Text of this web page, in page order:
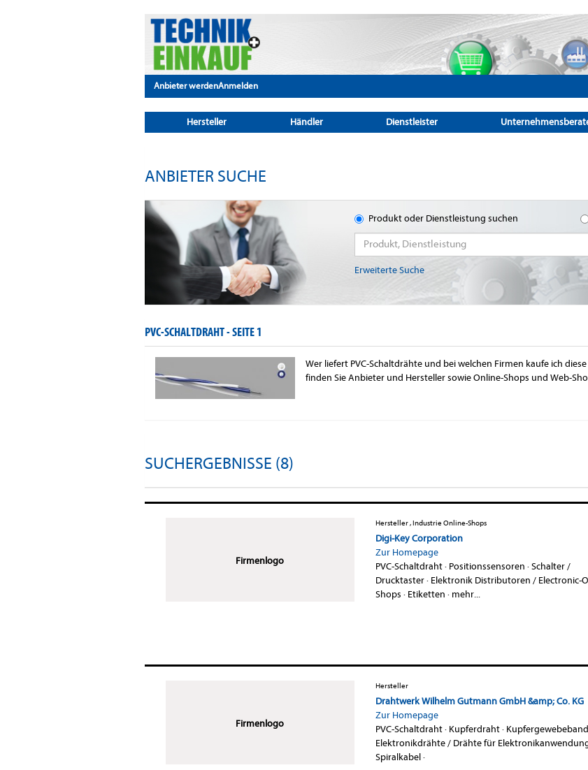
Anbieter werdenAnmelden
Hersteller Händler Dienstleister
ANBIETER SUCHE
Produkt oder Dienstleistung suchen
Erweiterte Suche
PVC-SCHALTDRAHT -SEITE 1
Wer liefert PVC-Schaltdrähte und bei welchen Firmen kaufe ich
finden Sie Anbieter und Hersteller sowie Online-Shops und Web-
SUCHERGEBNISSE (8)
Firmenlogo
Hersteller , Industrie Online-Shops
Digi-Key Corporation
Zur Homepage
PVC-Schaltdraht· Positionssensoren ·Schalter /
Drucktaster· Elektronik Distributoren / Electronic-
Shops · Etiketten · mehr...
Firmenlogo
Hersteller
Drahtwerk Wilhelm Gutmann GmbH &amp; Co. KG
Zur Homepage
PVC-Schaltdraht· Kupferdraht· Kupfergewebeband
Elektronikdrähte / Drähte für
Spiralkabel·